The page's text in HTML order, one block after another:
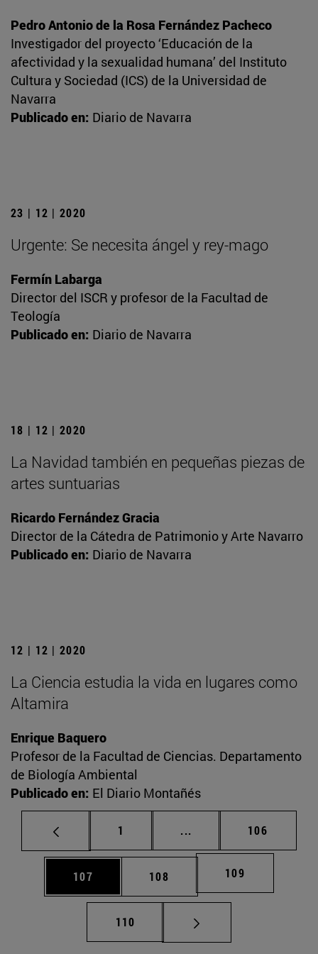
Pedro Antonio de la Rosa Fernández Pacheco
Investigador del proyecto ‘Educación de la
afectividad y la sexualidad humana’ del Instituto
Cultura y Sociedad (ICS) de la Universidad de
Navarra
Publicado en: Diario de Navarra
23 | 12 | 2020
Urgente: Se necesita ángel y rey-mago
Fermín Labarga
Director del ISCR y profesor de la Facultad de
Teología
Publicado en: Diario de Navarra
18 | 12 | 2020
La Navidad también en pequeñas piezas de
artes suntuarias
Ricardo Fernández Gracia
Director de la Cátedra de Patrimonio y Arte Navarro
Publicado en: Diario de Navarra
12 | 12 | 2020
La Ciencia estudia la vida en lugares como
Altamira
Enrique Baquero
Profesor de la Facultad de Ciencias. Departamento
de Biología Ambiental
Publicado en: El Diario Montañés
Página
1 ... Páginas intermedias
Página
106
Página
107 Página
108 Página
109
Página
110